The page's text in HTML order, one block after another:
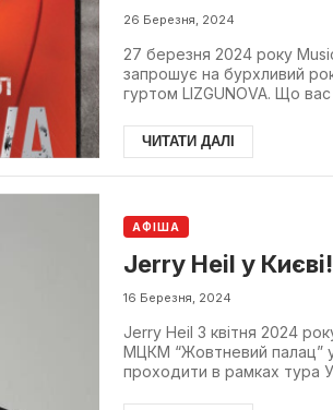
26 Березня, 2024
27 березня 2024 року
запрошує на бурхливий
гуртом LIZGUNOVA. Що вас
ЧИТАТИ ДАЛІ
АФІША
Jerry Heil у Києві!
16 Березня, 2024
Jerry Heil 3 квітня 2024
МЦКМ “Жовтневий палац”
проходити в рамках тура